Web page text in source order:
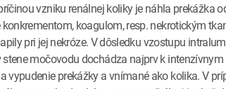
vzniku renálnej koliky je náhla prekážka
koagulom, resp. nekrotickým
pri jej nekróze. V dôsledku vzostupu
močovodu dochádza najprv k
vypudenie prekážky a vnímané ako kolika. V